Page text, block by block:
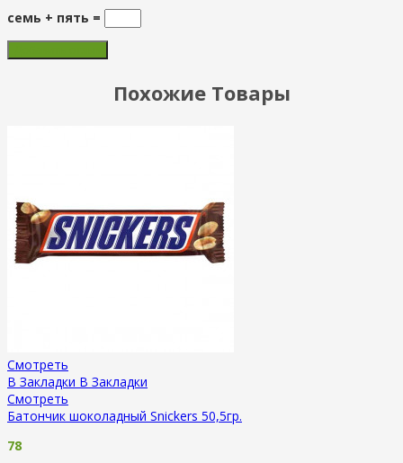
семь + пять =
Похожие Товары
Смотреть
В Закладки В Закладки
Смотреть
Батончик шоколадный Snickers 50,5гр.
78